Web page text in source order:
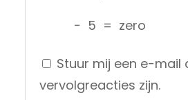
− 5 = zero
Stuur mij een e-mail
vervolgreacties zijn.